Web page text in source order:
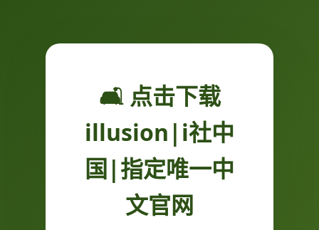
🛋️ 点击下载
illusion|i社中
国|指定唯一中
文官网